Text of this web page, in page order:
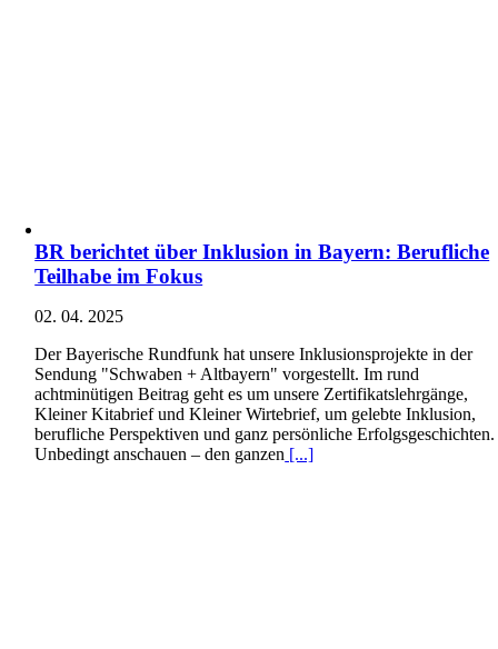
BR berichtet über Inklusion in Bayern: Berufliche
Teilhabe im Fokus
02. 04. 2025
Der Bayerische Rundfunk hat unsere Inklusionsprojekte in der
Sendung "Schwaben + Altbayern" vorgestellt. Im rund
achtminütigen Beitrag geht es um unsere Zertifikatslehrgänge,
Kleiner Kitabrief und Kleiner Wirtebrief, um gelebte Inklusion,
berufliche Perspektiven und ganz persönliche Erfolgsgeschichten.
Unbedingt anschauen – den ganzen [...]